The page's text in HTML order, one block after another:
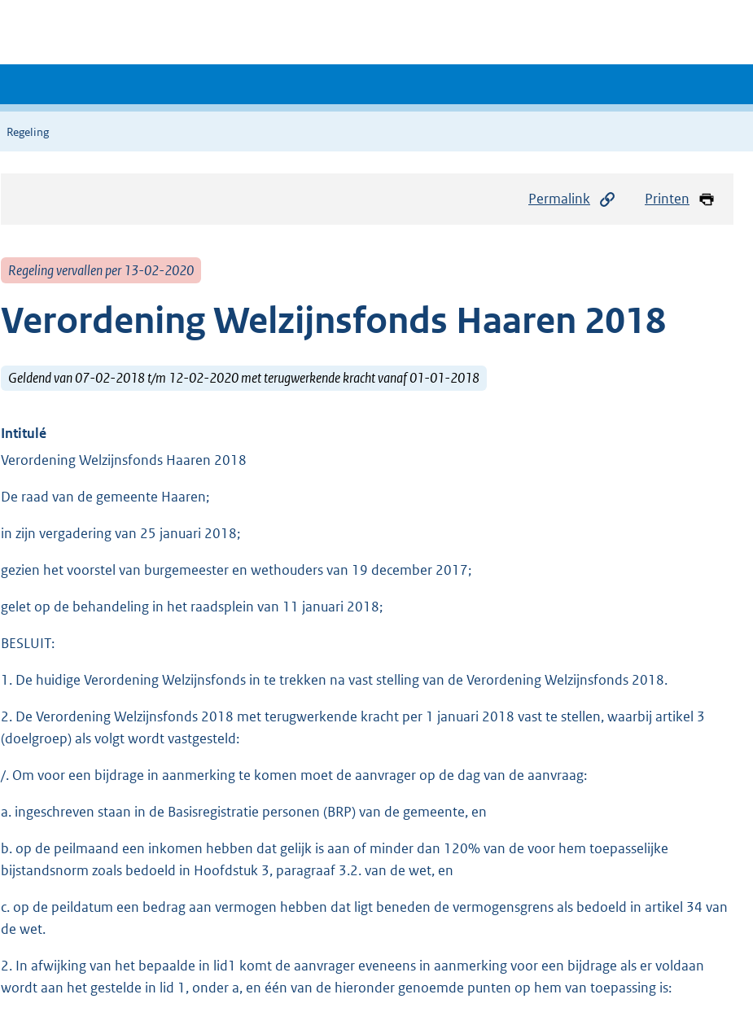
Regeling
Permalink Printen
Regeling vervallen per 13-02-2020
Verordening Welzijnsfonds Haaren 2018
Geldend van 07-02-2018 t/m 12-02-2020 met terugwerkende kracht vanaf 01-01-2018
Intitulé
Verordening Welzijnsfonds Haaren 2018
De raad van de gemeente Haaren;
in zijn vergadering van 25 januari 2018;
gezien het voorstel van burgemeester en wethouders van 19 december 2017;
gelet op de behandeling in het raadsplein van 11 januari 2018;
BESLUIT:
1. De huidige Verordening Welzijnsfonds in te trekken na vast stelling van de Verordening Welzijnsfonds 2018.
2. De Verordening Welzijnsfonds 2018 met terugwerkende kracht per 1 januari 2018 vast te stellen, waarbij artikel 3
(doelgroep) als volgt wordt vastgesteld:
/. Om voor een bijdrage in aanmerking te komen moet de aanvrager op de dag van de aanvraag:
a. ingeschreven staan in de Basisregistratie personen (BRP) van de gemeente, en
b. op de peilmaand een inkomen hebben dat gelijk is aan of minder dan 120% van de voor hem toepasselijke
bijstandsnorm zoals bedoeld in Hoofdstuk 3, paragraaf 3.2. van de wet, en
c. op de peildatum een bedrag aan vermogen hebben dat ligt beneden de vermogensgrens als bedoeld in artikel 34 van
de wet.
2. In afwijking van het bepaalde in lid1 komt de aanvrager eveneens in aanmerking voor een bijdrage als er voldaan
wordt aan het gestelde in lid 1, onder a, en één van de hieronder genoemde punten op hem van toepassing is: